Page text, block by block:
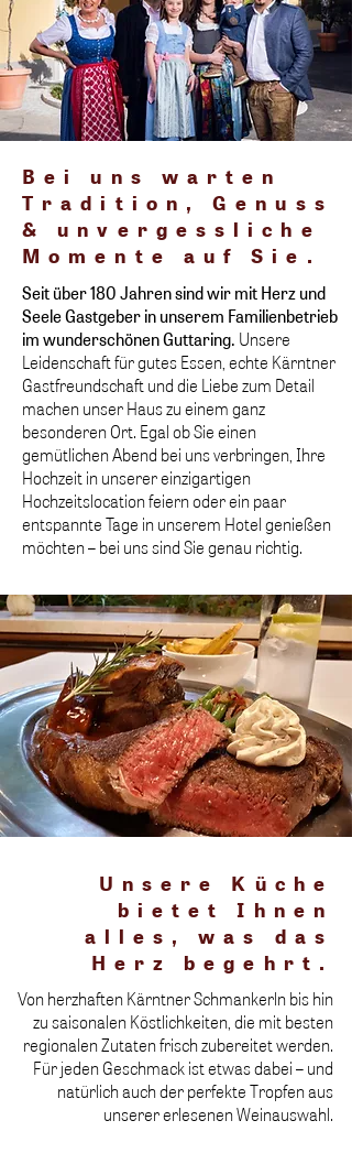
Bei uns warten
Tradition, Genuss
& unvergessliche
Momente auf Sie.
Seit über 180 Jahren sind wir mit Herz und
Seele Gastgeber in unserem Familienbetrieb
im wunderschönen Guttaring. Unsere
Leidenschaft für gutes Essen, echte Kärntner
Gastfreundschaft und die Liebe zum Detail
machen unser Haus zu einem ganz
besonderen Ort. Egal ob Sie einen
gemütlichen Abend bei uns verbringen, Ihre
Hochzeit in unserer einzigartigen
Hochzeitslocation feiern oder ein paar
entspannte Tage in unserem Hotel genießen
möchten – bei uns sind Sie genau richtig.
Unsere Küche
bietet Ihnen
alles, was das
Herz begehrt.
Von herzhaften Kärntner Schmankerln bis hin
zu saisonalen Köstlichkeiten, die mit besten
regionalen Zutaten frisch zubereitet werden.
Für jeden Geschmack ist etwas dabei – und
natürlich auch der perfekte Tropfen aus
unserer erlesenen Weinauswahl.